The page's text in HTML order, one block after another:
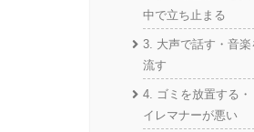
中で立ち止まる
3. 大声で話す・音楽
流す
4. ゴミを放置する・
イレマナーが悪い